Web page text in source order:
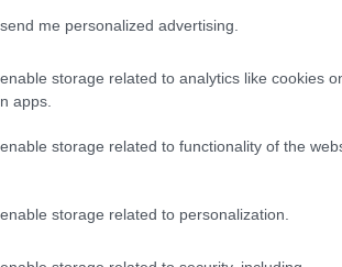
me personalized advertising.
storage related to analytics like cookies
apps.
storage related to functionality of the
storage related to personalization.
Λιγότερο από